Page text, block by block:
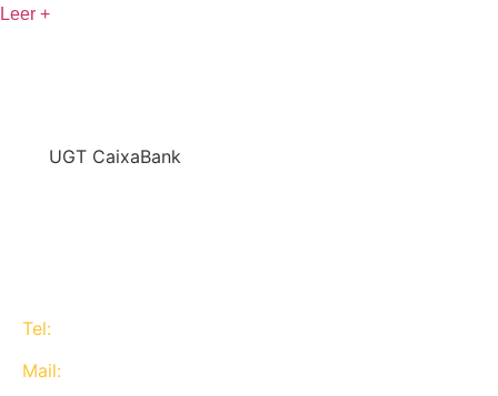
Leer +
UGT CaixaBank
Tel:
Mail: